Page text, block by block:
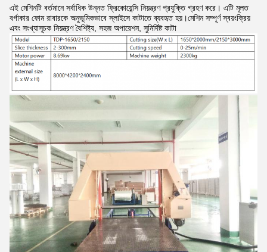
এই মেশিনটি বর্তমানে সর্বাধিক উন্নত ফ্রিকোয়েন্সি নিয়ন্ত্রণ প্রযুক্তি গ্রহণ করে। এটি মূলত
বর্গাকার ফোম রাবারকে অনুভূমিকভাবে স্লাইসে কাটাতে ব্যবহৃত হয়।মেশিন সম্পূর্ণ স্বয়ংক্রিয়
এবং সংখ্যাসূচক নিয়ন্ত্রণ বৈশিষ্ট্য, সহজ অপারেশন, সুনির্দিষ্ট কাটা